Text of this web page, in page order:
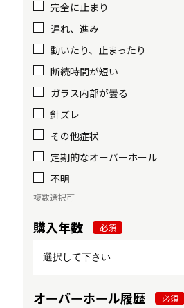
完全に止まり
遅れ、進み
動いたり、止まったり
断続時間が短い
ガラス内部が曇る
針ズレ
その他症状
定期的なオーバーホール
不明
複数選択可
購入年数 必須
オーバーホール履歴 必須